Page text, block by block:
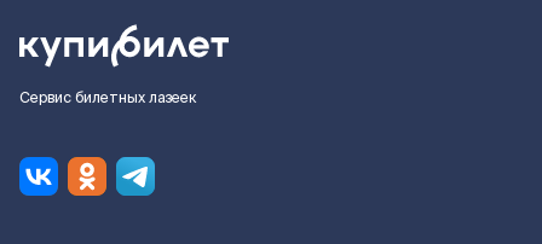
Сервис билетных лазеек